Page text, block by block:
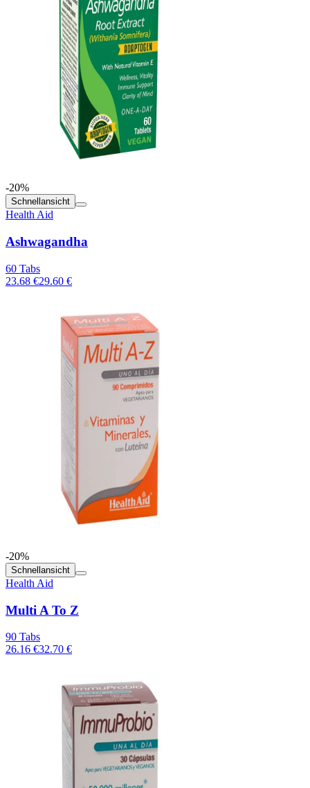
-20%
Schnellansicht
Health Aid
Ashwagandha
60 Tabs
23.68 €29.60 €
-20%
Schnellansicht
Health Aid
Multi A To Z
90 Tabs
26.16 €32.70 €